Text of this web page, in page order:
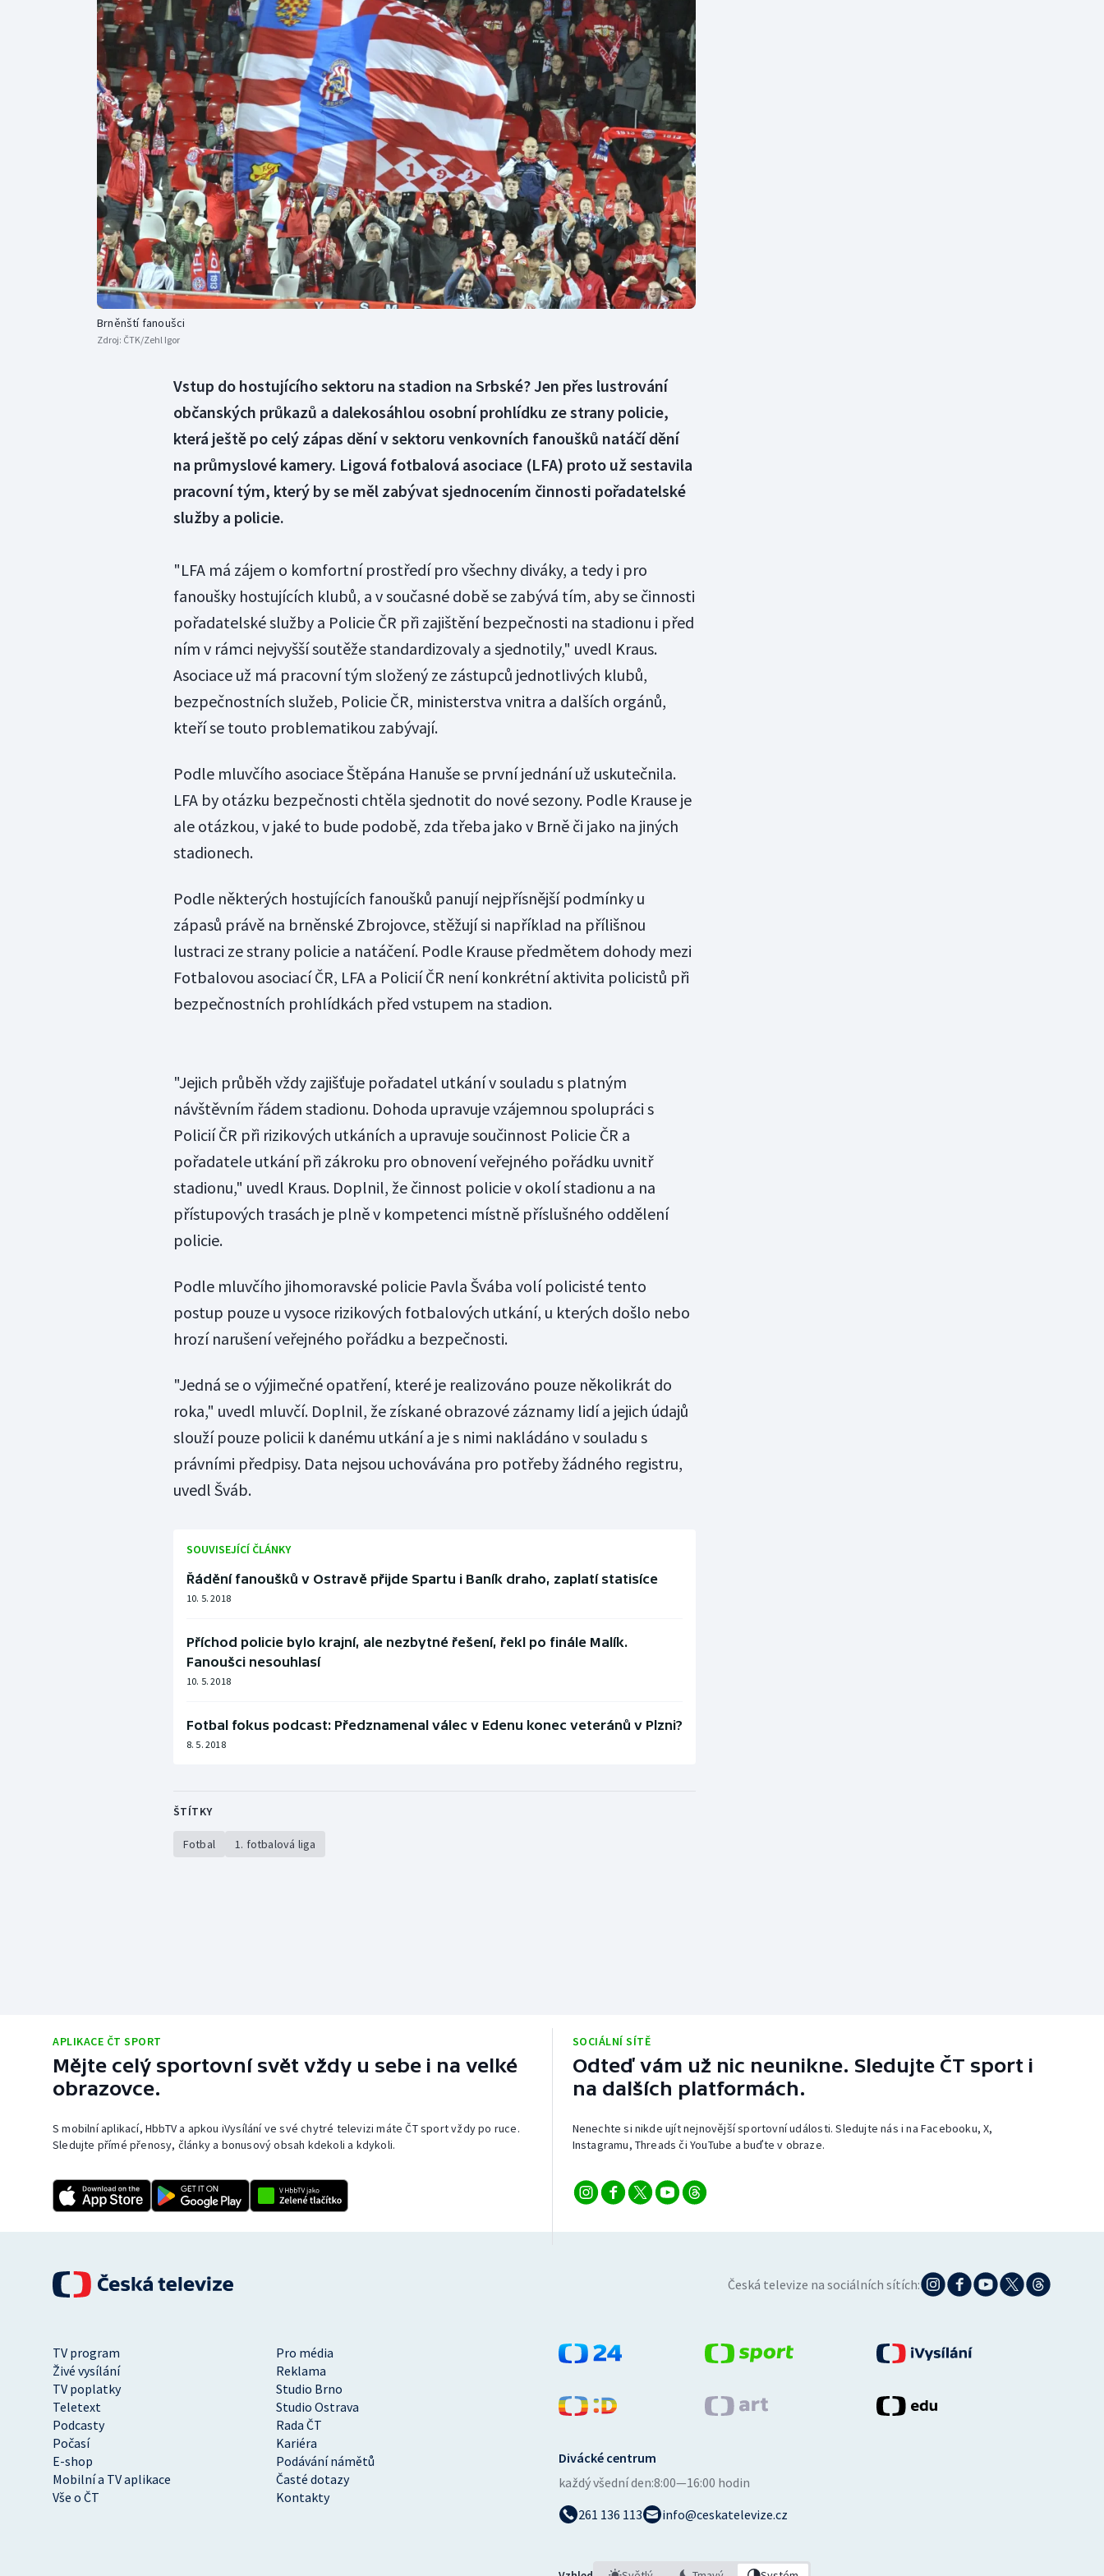
Curling
Dostihy
Florbal
Futsal
Golf
Gymnastika
Moderní pětiboj
Motorsport
Olympijské hry
Parasport
Plavání
Plážový volejbal
Triatlon
Veslování
Vodní slalom
Volejbal
Ostatní
Brněnští fanoušci
Zdroj: ČTK/Zehl Igor
Vstup do hostujícího sektoru na stadion na Srbské? Jen přes lustrování
občanských průkazů a dalekosáhlou osobní prohlídku ze strany policie,
která ještě po celý zápas dění v sektoru venkovních fanoušků natáčí dění
na průmyslové kamery. Ligová fotbalová asociace (LFA) proto už sestavila
pracovní tým, který by se měl zabývat sjednocením činnosti pořadatelské
služby a policie.
"LFA má zájem o komfortní prostředí pro všechny diváky, a tedy i pro
fanoušky hostujících klubů, a v současné době se zabývá tím, aby se činnosti
pořadatelské služby a Policie ČR při zajištění bezpečnosti na stadionu i před
ním v rámci nejvyšší soutěže standardizovaly a sjednotily," uvedl Kraus.
Asociace už má pracovní tým složený ze zástupců jednotlivých klubů,
bezpečnostních služeb, Policie ČR, ministerstva vnitra a dalších orgánů,
kteří se touto problematikou zabývají.
Podle mluvčího asociace Štěpána Hanuše se první jednání už uskutečnila.
LFA by otázku bezpečnosti chtěla sjednotit do nové sezony. Podle Krause je
ale otázkou, v jaké to bude podobě, zda třeba jako v Brně či jako na jiných
stadionech.
Podle některých hostujících fanoušků panují nejpřísnější podmínky u
zápasů právě na brněnské Zbrojovce, stěžují si například na přílišnou
lustraci ze strany policie a natáčení. Podle Krause předmětem dohody mezi
Fotbalovou asociací ČR, LFA a Policií ČR není konkrétní aktivita policistů při
bezpečnostních prohlídkách před vstupem na stadion.
"Jejich průběh vždy zajišťuje pořadatel utkání v souladu s platným
návštěvním řádem stadionu. Dohoda upravuje vzájemnou spolupráci s
Policií ČR při rizikových utkáních a upravuje součinnost Policie ČR a
pořadatele utkání při zákroku pro obnovení veřejného pořádku uvnitř
stadionu," uvedl Kraus. Doplnil, že činnost policie v okolí stadionu a na
přístupových trasách je plně v kompetenci místně příslušného oddělení
policie.
Podle mluvčího jihomoravské policie Pavla Švába volí policisté tento
postup pouze u vysoce rizikových fotbalových utkání, u kterých došlo nebo
hrozí narušení veřejného pořádku a bezpečnosti.
"Jedná se o výjimečné opatření, které je realizováno pouze několikrát do
roka," uvedl mluvčí. Doplnil, že získané obrazové záznamy lidí a jejich údajů
slouží pouze policii k danému utkání a je s nimi nakládáno v souladu s
právními předpisy. Data nejsou uchovávána pro potřeby žádného registru,
uvedl Šváb.
SOUVISEJÍCÍ ČLÁNKY
Řádění fanoušků v Ostravě přijde Spartu i Baník draho, zaplatí statisíce
10. 5. 2018
Příchod policie bylo krajní, ale nezbytné řešení, řekl po finále Malík.
Fanoušci nesouhlasí
10. 5. 2018
Fotbal fokus podcast: Předznamenal válec v Edenu konec veteránů v Plzni?
8. 5. 2018
ŠTÍTKY
Fotbal 1. fotbalová liga
APLIKACE ČT SPORT
Mějte celý sportovní svět vždy u sebe i na velké
obrazovce.
S mobilní aplikací, HbbTV a apkou iVysílání ve své chytré televizi máte ČT sport vždy po ruce.
Sledujte přímé přenosy, články a bonusový obsah kdekoli a kdykoli.
SOCIÁLNÍ SÍTĚ
Odteď vám už nic neunikne. Sledujte ČT sport i
na dalších platformách.
Nenechte si nikde ujít nejnovější sportovní události. Sledujte nás i na Facebooku, X,
Instagramu, Threads či YouTube a buďte v obraze.
Česká televize na sociálních sítích:
TV program
Pro média
Živé vysílání
Reklama
TV poplatky
Studio Brno
Teletext
Studio Ostrava
Podcasty
Rada ČT
Počasí
Kariéra
E-shop
Podávání námětů
Mobilní a TV aplikace
Časté dotazy
Vše o ČT
Kontakty
Divácké centrum
každý všední den:8:00—16:00 hodin
261 136 113
info@ceskatelevize.cz